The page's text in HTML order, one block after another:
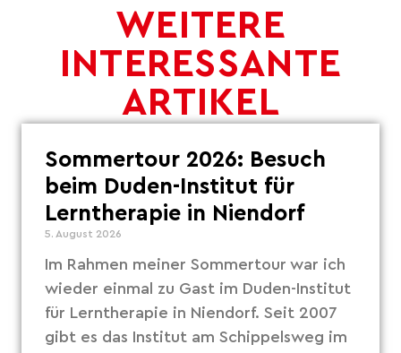
WEITERE
INTERESSANTE
ARTIKEL
Sommertour 2026: Besuch
beim Duden-Institut für
Lerntherapie in Niendorf
5. August 2026
Im Rahmen meiner Sommertour war ich
wieder einmal zu Gast im Duden-Institut
für Lerntherapie in Niendorf. Seit 2007
gibt es das Institut am Schippelsweg im